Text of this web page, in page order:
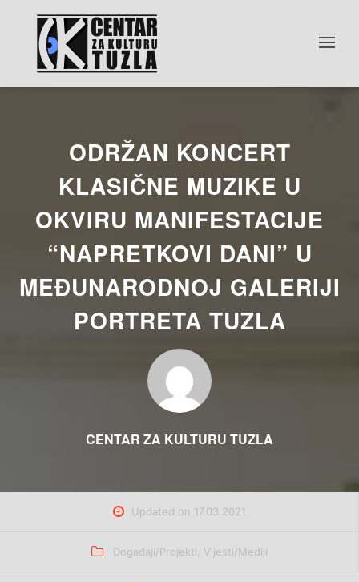
ODRŽAN KONCERT
KLASIČNE MUZIKE U
OKVIRU MANIFESTACIJE
“NAPRETKOVI DANI” U
MEĐUNARODNOJ GALERIJI
PORTRETA TUZLA
CENTAR ZA KULTURU TUZLA
Updated on 17.03.2021
Categories
Događaji/Projekti Vijesti/Mediji